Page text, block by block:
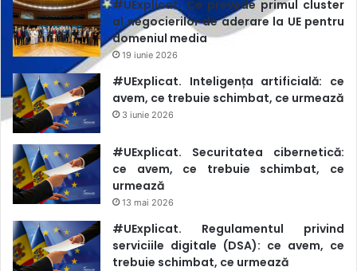
#UExplicat. Ce prevede primul cluster
al negocierilor de aderare la UE pentru
domeniul media
19 iunie 2026
#UExplicat. Inteligența artificială: ce
avem, ce trebuie schimbat, ce urmează
3 iunie 2026
#UExplicat. Securitatea cibernetică:
ce avem, ce trebuie schimbat, ce
urmează
13 mai 2026
#UExplicat. Regulamentul privind
serviciile digitale (DSA): ce avem, ce
trebuie schimbat, ce urmează